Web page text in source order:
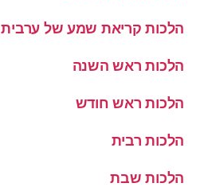
הלכות קריאת שמע של ערבית
הלכות ראש השנה
הלכות ראש חודש
הלכות רבית
הלכות שבת